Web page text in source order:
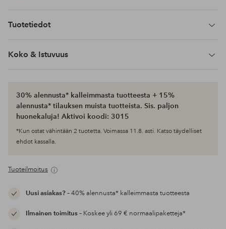
Tuotetiedot
Koko & Istuvuus
30% alennusta* kalleimmasta tuotteesta + 15%
alennusta* tilauksen muista tuotteista. Sis. paljon
huonekaluja! Aktivoi koodi: 3015
*Kun ostat vähintään 2 tuotetta. Voimassa 11.8. asti. Katso täydelliset
ehdot kassalla.
Tuoteilmoitus
Uusi asiakas?– 40% alennusta* kalleimmasta tuotteesta
Ilmainen toimitus– Koskee yli 69 € normaalipaketteja*